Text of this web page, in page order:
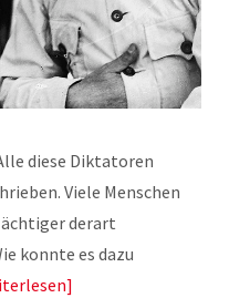
diese Diktatoren
Viele Menschen
derart
konnte es dazu